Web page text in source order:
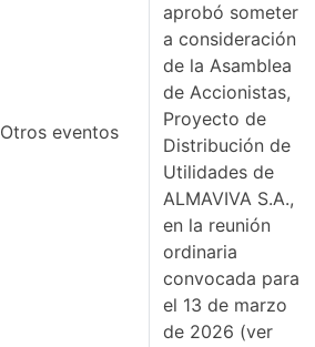
Otros eventos
aprobó someter
a consideración
de la Asamblea
de Accionistas,
Proyecto de
Distribución de
Utilidades de
ALMAVIVA S.A.,
en la reunión
ordinaria
convocada para
el 13 de marzo
de 2026 (ver